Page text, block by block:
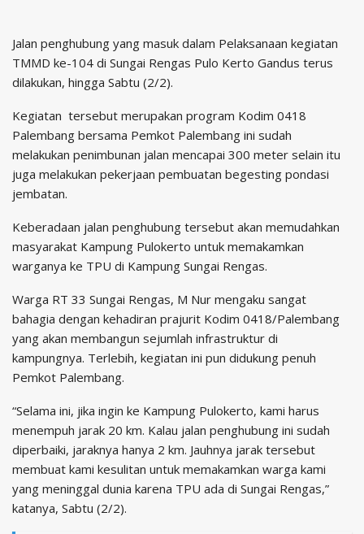
Jalan penghubung yang masuk dalam Pelaksanaan kegiatan
TMMD ke-104 di Sungai Rengas Pulo Kerto Gandus terus
dilakukan, hingga Sabtu (2/2).
Kegiatan tersebut merupakan program Kodim 0418
Palembang bersama Pemkot Palembang ini sudah
melakukan penimbunan jalan mencapai 300 meter selain itu
juga melakukan pekerjaan pembuatan begesting pondasi
jembatan.
Keberadaan jalan penghubung tersebut akan memudahkan
masyarakat Kampung Pulokerto untuk memakamkan
warganya ke TPU di Kampung Sungai Rengas.
Warga RT 33 Sungai Rengas, M Nur mengaku sangat
bahagia dengan kehadiran prajurit Kodim 0418/Palembang
yang akan membangun sejumlah infrastruktur di
kampungnya. Terlebih, kegiatan ini pun didukung penuh
Pemkot Palembang.
“Selama ini, jika ingin ke Kampung Pulokerto, kami harus
menempuh jarak 20 km. Kalau jalan penghubung ini sudah
diperbaiki, jaraknya hanya 2 km. Jauhnya jarak tersebut
membuat kami kesulitan untuk memakamkan warga kami
yang meninggal dunia karena TPU ada di Sungai Rengas,”
katanya, Sabtu (2/2).